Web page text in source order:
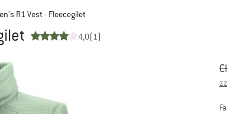
R1 Vest - Fleecegilet
4,0(1)